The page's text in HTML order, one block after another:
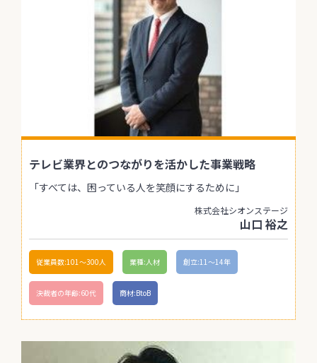
テレビ業界とのつながりを活かした事業戦略
「すべては、困っている人を笑顔にするために」
株式会社シオンステージ
山口 裕之
従業員数:101〜300人 業種:人材 創立:11〜14年
決裁者の年齢:60代 商材:BtoB